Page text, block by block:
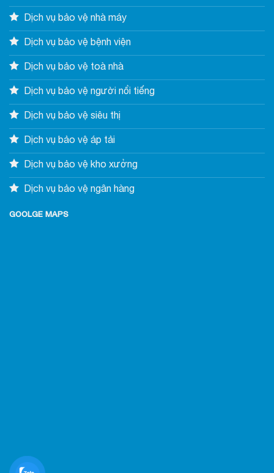
Dịch vụ bảo vệ nhà máy
Dịch vụ bảo vệ bệnh viện
Dịch vụ bảo vệ toà nhà
Dịch vụ bảo vệ người nổi tiếng
Dịch vụ bảo vệ siêu thị
Dịch vụ bảo vệ áp tải
Dịch vụ bảo vệ kho xưởng
Dịch vụ bảo vệ ngân hàng
GOOLGE MAPS